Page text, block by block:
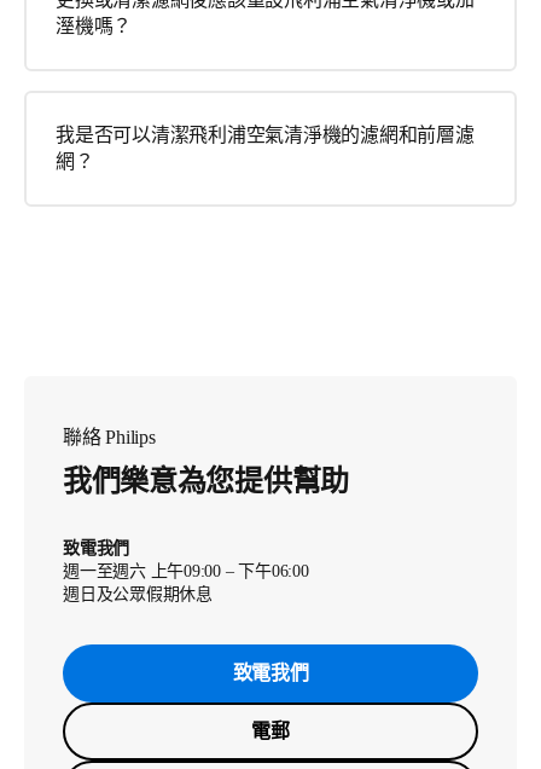
溼機嗎？
我是否可以清潔飛利浦空氣清淨機的濾網和前層濾
網？
聯絡 Philips
我們樂意為您提供幫助
致電我們
週一至週六 上午09:00 – 下午06:00
週日及公眾假期休息
致電我們
電郵